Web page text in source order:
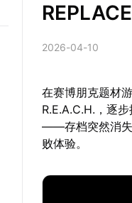
2026-04-10
在赛博朋克题材
R.E.A.C.H.，逐
——存档突然消失
败体验。